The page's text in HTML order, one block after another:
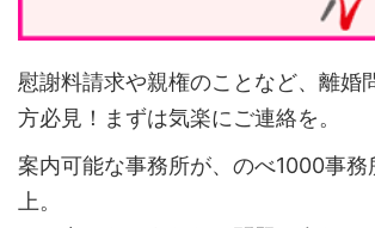
慰謝料請求や親権のことなど、離婚
方必見！まずは気楽にご連絡を。
案内可能な事務所が、のべ1000事
上。